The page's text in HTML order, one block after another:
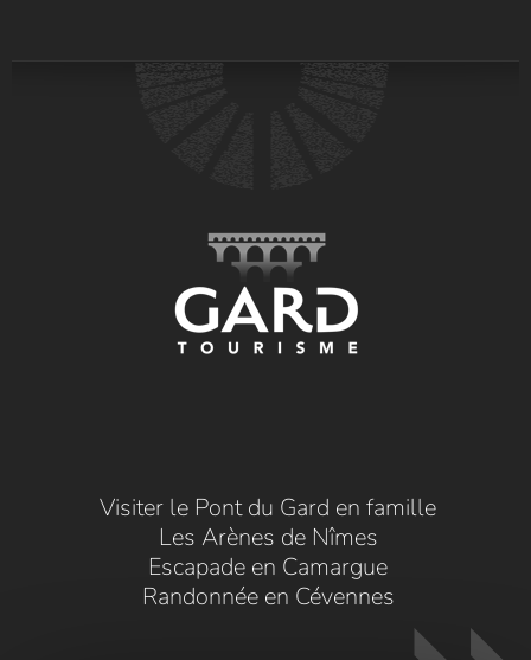
Visiter le Pont du Gard en famille
Les Arènes de Nîmes
Escapade en Camargue
Randonnée en Cévennes